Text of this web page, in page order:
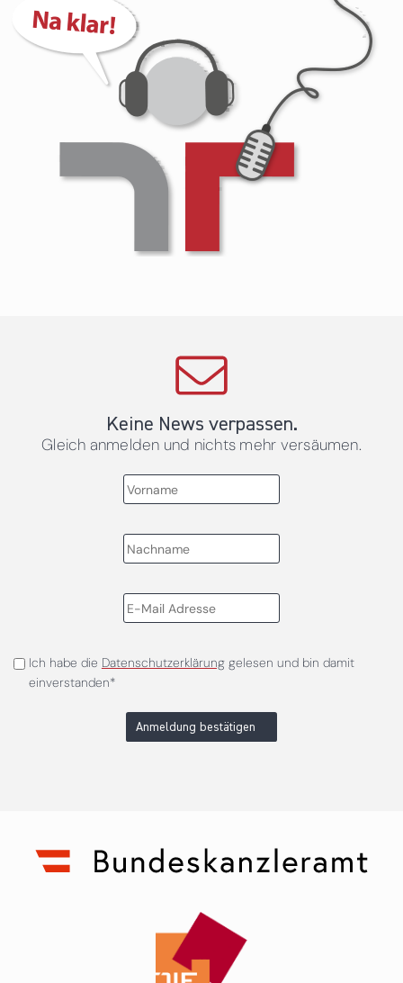
Keine News verpassen.
Gleich anmelden und nichts mehr versäumen.
Ich habe die Datenschutzerklärunggelesen und bin damit
einverstanden*
Anmeldung bestätigen